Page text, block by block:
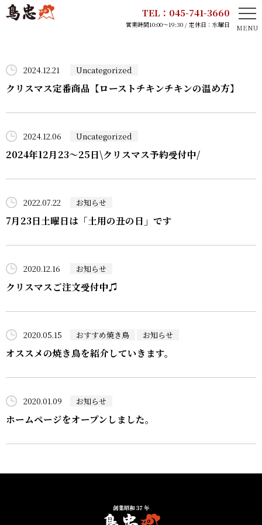
鳥忠のこだわり
取扱商品
お知らせ
採用情報
TEL：045-741-3660
営業時間10:00～19:30 / 定休日：水曜日
2024.12.21 Uncategorized
クリスマス定番商品【ローストチキンチキンの温め方】
2024.12.06 Uncategorized
2024年12月23～25日\クリスマス予約受付中/
2022.07.22 お知らせ
7月23日土曜日は「土用の丑の日」です
2020.12.16 お知らせ
クリスマスご注文受付中♫
2020.05.15 おすすめ焼き鳥 お知らせ
オススメの焼き鳥を紹介していきます。
2020.01.09 お知らせ
ホームページをオープンしました。